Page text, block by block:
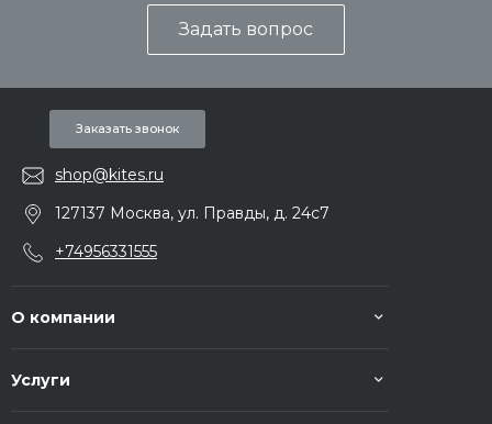
Задать вопрос
Заказать звонок
shop@kites.ru
127137 Москва, ул. Правды, д. 24с7
+74956331555
О компании
Услуги